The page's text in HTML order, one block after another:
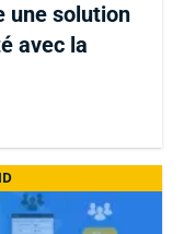
une solution
avec la